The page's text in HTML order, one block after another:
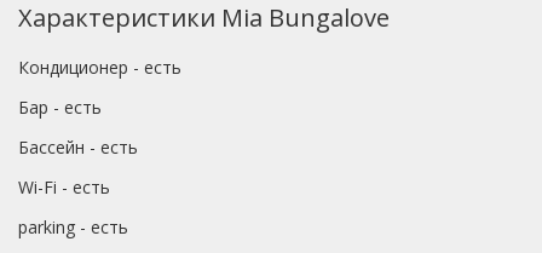
Характеристики Mia Bungalove
Кондиционер - есть
Бар - есть
Бассейн - есть
Wi-Fi - есть
parking - есть